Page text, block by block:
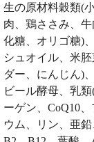
生の原材料穀類(
肉、鶏ささみ、
化糖、オリゴ糖)
シュオイル、米
ダー、にんじん)
ビール酵母、乳
ーゲン、CoQ10
ウム、リン、亜